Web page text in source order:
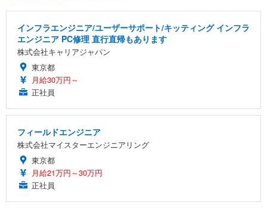
インフラエンジニア/ユーザーサポート/キッティング インフラ
エンジニア PC修理 直行直帰もあります
株式会社キャリアジャパン
東京都
月給30万円～
正社員
フィールドエンジニア
株式会社マイスターエンジニアリング
東京都
月給21万円～30万円
正社員